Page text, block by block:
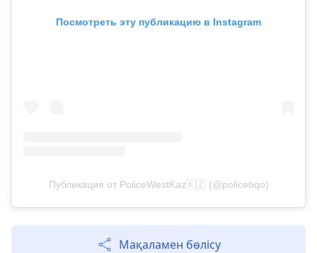
Посмотреть эту публикацию в Instagram
Публикация от PoliceWestKaz🇰🇿 (@policebqo)
Мақаламен бөлісу